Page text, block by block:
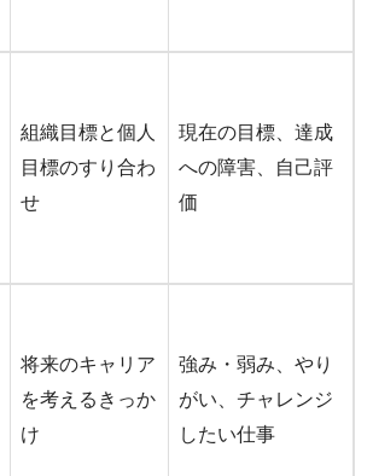
組織目標と個人
目標のすり合わ
せ
現在の目標、達成
への障害、自己評
価
将来のキャリア
を考えるきっか
け
強み・弱み、やり
がい、チャレンジ
したい仕事